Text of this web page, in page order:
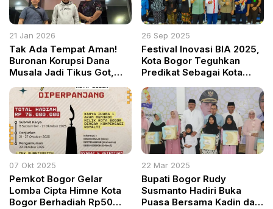
21 Jan 2026
Tak Ada Tempat Aman!
Buronan Korupsi Dana
Musala Jadi Tikus Got,
Satgas SIRI Kejagung
26 Sep 2025
Festival Inovasi BIA 2025,
Kota Bogor Teguhkan
Predikat Sebagai Kota
Kreatif
07 Okt 2025
Pemkot Bogor Gelar
Lomba Cipta Himne Kota
Bogor Berhadiah Rp50
22 Mar 2025
Bupati Bogor Rudy
Susmanto Hadiri Buka
Puasa Bersama Kadin dan